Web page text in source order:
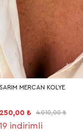
MERCAN KOLYE
₺ 4.010,00 ₺
indirimli